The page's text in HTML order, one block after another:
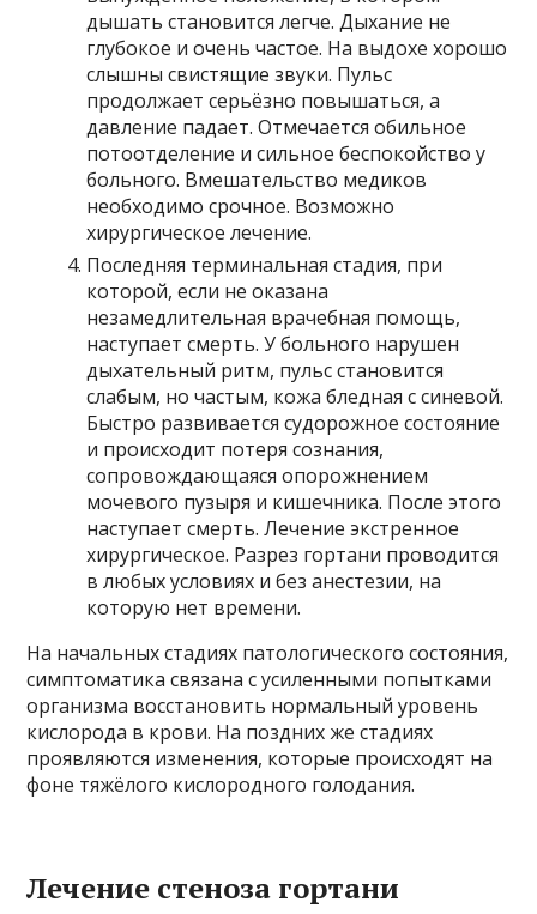
дышать становится легче. Дыхание не
глубокое и очень частое. На выдохе хорошо
слышны свистящие звуки. Пульс
продолжает серьёзно повышаться, а
давление падает. Отмечается обильное
потоотделение и сильное беспокойство у
больного. Вмешательство медиков
необходимо срочное. Возможно
хирургическое лечение.
Последняя терминальная стадия, при
которой, если не оказана
незамедлительная врачебная помощь,
наступает смерть. У больного нарушен
дыхательный ритм, пульс становится
слабым, но частым, кожа бледная с синевой.
Быстро развивается судорожное состояние
и происходит потеря сознания,
сопровождающаяся опорожнением
мочевого пузыря и кишечника. После этого
наступает смерть. Лечение экстренное
хирургическое. Разрез гортани проводится
в любых условиях и без анестезии, на
которую нет времени.
На начальных стадиях патологического состояния,
симптоматика связана с усиленными попытками
организма восстановить нормальный уровень
кислорода в крови. На поздних же стадиях
проявляются изменения, которые происходят на
фоне тяжёлого кислородного голодания.
Лечение стеноза гортани